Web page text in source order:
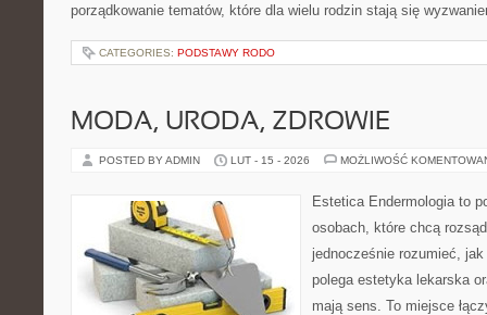
porządkowanie tematów, które dla wielu rodzin stają się
CATEGORIES: PODSTAWY RODO
MODA, URODA, ZDROWIE
POSTED BY ADMIN LUT - 15 - 2026 MOŻLIWOŚĆ
Estetica Endermologia to
osobach, które chcą
jednocześnie rozumieć,
polega estetyka lekarska
mają sens. To miejsce